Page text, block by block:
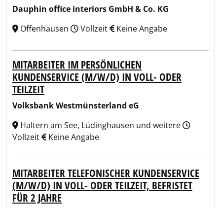
Dauphin office interiors GmbH & Co. KG
Offenhausen
Vollzeit Keine Angabe
MITARBEITER IM PERSÖNLICHEN
KUNDENSERVICE (M/W/D) IN VOLL- ODER
TEILZEIT
Volksbank Westmünsterland eG
Haltern am See, Lüdinghausen und weitere
Vollzeit
Keine Angabe
MITARBEITER TELEFONISCHER KUNDENSERVICE
(M/W/D) IN VOLL- ODER TEILZEIT, BEFRISTET
FÜR 2 JAHRE